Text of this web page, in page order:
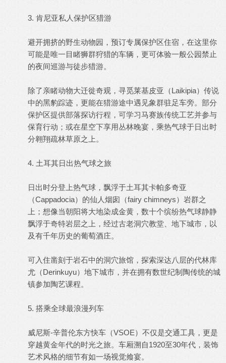
3. 肯尼亚私人保护区猎游
避开拥挤的野生动物园，预订专属保护区住宿，在这里你
可能是唯一目睹狮群狩猎的车辆，更可体验一般公园禁止
的夜间巡游与徒步猎游。
除了亲睹动物大迁徙奇观，寻觅莱基皮亚（Laikipia）传说
中的黑豹踪迹，更能在猎游途中遇见象群驻足车旁。部分
保护区提供部落探访行程，可学习马赛族传统工艺并参与
保育行动；或在星空下享用丛林晚宴，乘热气球于日出时
分翱翔疏林草原之上。
4. 土耳其日出热气球之旅
日出时分登上热气球，飘浮于土耳其卡帕多奇亚
（Cappadocia）的仙人烟囱（fairy chimneys）岩群之
上；想像当朝阳将大地染成金黄，数十个缤纷热气球静静
飘浮于奇特岩层之上，经过古老洞穴教堂、地下城市，以
及有千年历史的葡萄酒庄。
可入住凿刻于岩石中的洞穴旅馆，探索深达八层的代林库
尤（Derinkuyu）地下城市，并在拥有数世纪制陶传统的城
镇参加陶艺课程。
5. 搭乘全球最浪漫列车
威尼斯-辛普伦东方快车（VSOE）不仅是交通工具，更是
穿越黄金年代的时光之旅。车厢溯自1920至30年代，装饰
艺术风格的细节有如一场视觉飨宴。